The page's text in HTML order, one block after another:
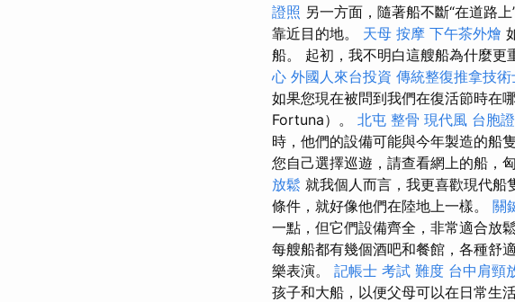
證照 另一方面，隨著船不斷“在道路
靠近目的地。 天母 按摩 下午茶外燴
船。 起初，我不明白這艘船為什麼更
心 外國人來台投資 傳統整復推拿技
如果您現在被問到我們在復活節時在
Fortuna）。 北屯 整骨 現代風 台胞
時，他們的設備可能與今年製造的船
您自己選擇巡遊，請查看網上的船，
放鬆 就我個人而言，我更喜歡現代
條件，就好像他們在陸地上一樣。 關
一點，但它們設備齊全，非常適合放
每艘船都有幾個酒吧和餐館，各種舒
樂表演。 記帳士 考試 難度 台中肩頸
孩子和大船，以便父母可以在日常生